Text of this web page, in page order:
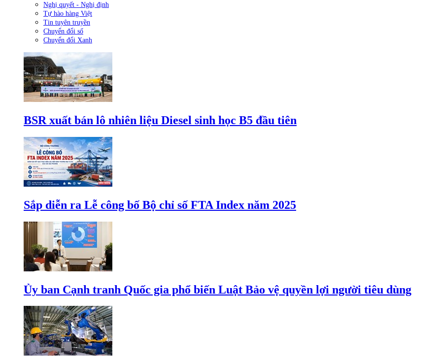
Nghị quyết - Nghị định
Tự hào hàng Việt
Tin tuyên truyền
Chuyển đổi số
Chuyển đổi Xanh
BSR xuất bán lô nhiên liệu Diesel sinh học B5 đầu tiên
Sắp diễn ra Lễ công bố Bộ chỉ số FTA Index năm 2025
Ủy ban Cạnh tranh Quốc gia phổ biến Luật Bảo vệ quyền lợi người tiêu dùng